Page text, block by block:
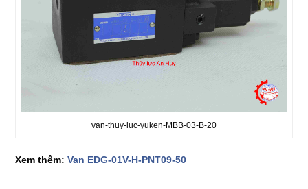
van-thuy-luc-yuken-MBB-03-B-20
Xem thêm:Van EDG-01V-H-PNT09-50